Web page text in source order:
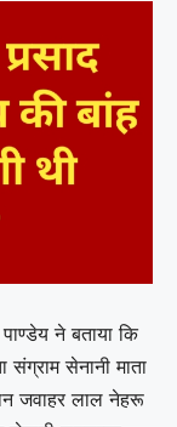
ने बताया कि
सेनानी माता
जवाहर लाल नेहरू